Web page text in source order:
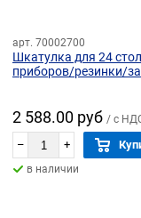
арт. 70002700
Шкатулка для 24
приборов/резинки/
2 588.00 руб / с
– +
в наличии